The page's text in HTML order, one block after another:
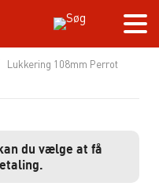
Lukkering 108mm Perrot
du vælge at få